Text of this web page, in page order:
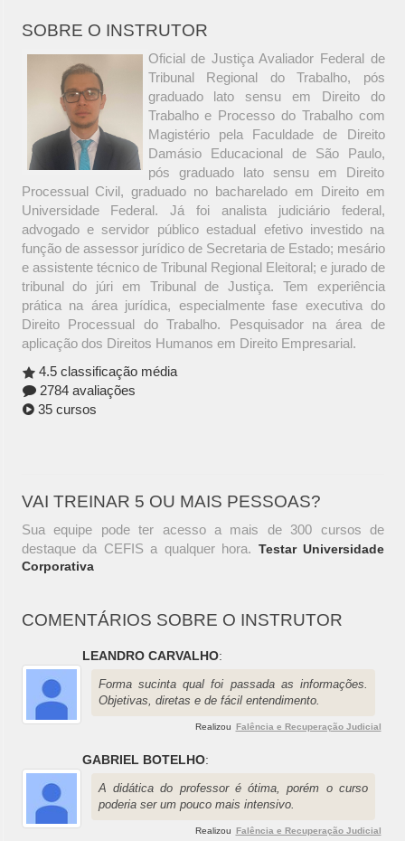
SOBRE O INSTRUTOR
Oficial de Justiça Avaliador Federal de
Tribunal Regional do Trabalho, pós
graduado lato sensu em Direito do
Trabalho e Processo do Trabalho com
Magistério pela Faculdade de Direito
Damásio Educacional de São Paulo,
pós graduado lato sensu em Direito
Processual Civil, graduado no bacharelado em Direito em
Universidade Federal. Já foi analista judiciário federal,
advogado e servidor público estadual efetivo investido na
função de assessor jurídico de Secretaria de Estado; mesário
e assistente técnico de Tribunal Regional Eleitoral; e jurado de
tribunal do júri em Tribunal de Justiça. Tem experiência
prática na área jurídica, especialmente fase executiva do
Direito Processual do Trabalho. Pesquisador na área de
aplicação dos Direitos Humanos em Direito Empresarial.
4.5 classificação média
2784 avaliações
35 cursos
VAI TREINAR 5 OU MAIS PESSOAS?
Sua equipe pode ter acesso a mais de 300 cursos de
destaque da CEFIS a qualquer hora. Testar Universidade
Corporativa
COMENTÁRIOS SOBRE O INSTRUTOR
LEANDRO CARVALHO:
Forma sucinta qual foi passada as informações.
Objetivas, diretas e de fácil entendimento.
Realizou Falência e Recuperação Judicial
GABRIEL BOTELHO:
A didática do professor é ótima, porém o curso
poderia ser um pouco mais intensivo.
Realizou Falência e Recuperação Judicial